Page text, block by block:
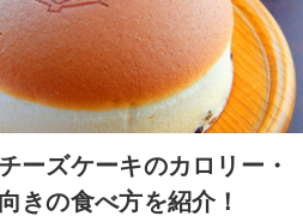
ーズケーキのカロリー・
きの食べ方を紹介！